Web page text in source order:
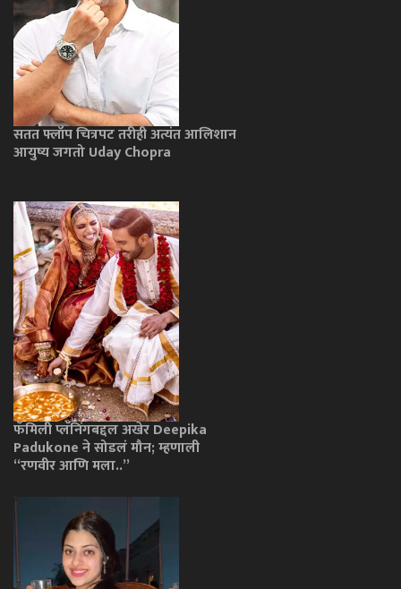
सतत फ्लॉप चित्रपट तरीही अत्यंत आलिशान
आयुष्य जगतो Uday Chopra
फॅमिली प्लॅनिंगबद्दल अखेर Deepika
Padukone ने सोडलं मौन; म्हणाली
“रणवीर आणि मला..”